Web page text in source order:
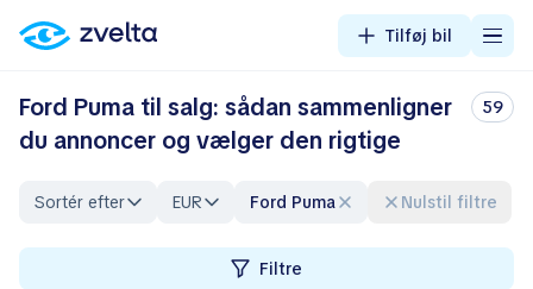
Tilføj bil
Ford Puma til salg: sådan sammenligner
du annoncer og vælger den rigtige
59
Sortér efter EUR Ford Puma Nulstil filtre
Filtre